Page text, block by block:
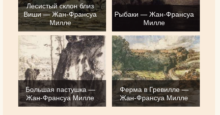
Лесистый склон близ
Виши — Жан-Франсуа
Милле
Рыбаки — Жан-Франсуа
Милле
Большая пастушка —
Жан-Франсуа Милле
Ферма в Гревилле —
Жан-Франсуа Милле